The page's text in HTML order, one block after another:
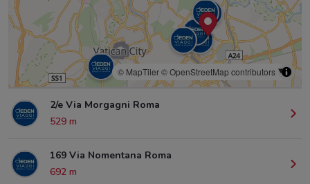
© MapTiler© OpenStreetMap contributors
2/e Via Morgagni Roma
529 m
169 Via Nomentana Roma
692 m